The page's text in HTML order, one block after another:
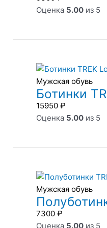
Оценка 5.00 из 5
Мужская обувь
Ботинки
15950 ₽
Оценка 5.00 из 5
Мужская обувь
7300 ₽
Оценка 5.00 из 5